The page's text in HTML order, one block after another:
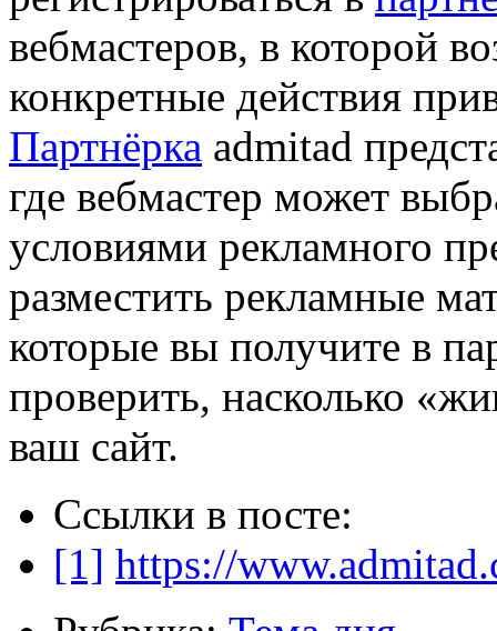
вебмастеров, в которой
конкретные действия
Партнёрка admitad
где вебмастер может
условиями рекламного
разместить рекламные
которые вы получите в
проверить, насколько
ваш сайт.
Ссылки в посте:
[1] https://